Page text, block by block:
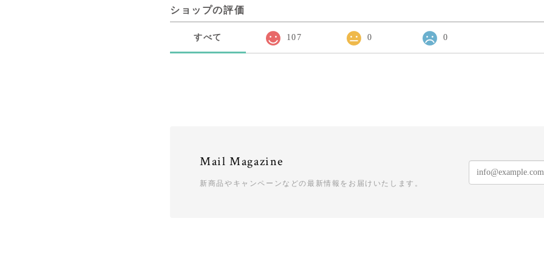
ショップの評価
すべて 107 0 0
Mail Magazine
新商品やキャンペーンなどの最新情報をお届けいたします。